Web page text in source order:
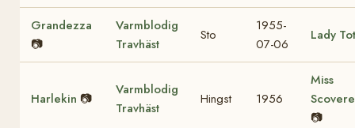
Grandezza
📷
Varmblodig
Travhäst
Sto
1955-
07-06
Lady
Harlekin 📷
Varmblodig
Travhäst
Hingst 1956
Miss
Scovere
📷